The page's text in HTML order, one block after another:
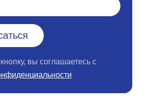
вы соглашаетесь с